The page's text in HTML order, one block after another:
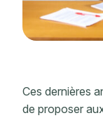
Ces dernières
de proposer